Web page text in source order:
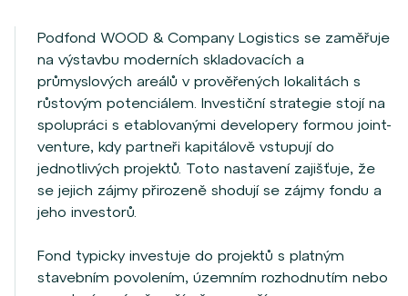
Podfond WOOD & Company Logistics se zaměřuje
na výstavbu moderních skladovacích a
průmyslových areálů v prověřených lokalitách s
růstovým potenciálem. Investiční strategie stojí na
spolupráci s etablovanými developery formou joint-
venture, kdy partneři kapitálově vstupují do
jednotlivých projektů. Toto nastavení zajišťuje, že
se jejich zájmy přirozeně shodují se zájmy fondu a
jeho investorů.
Fond typicky investuje do projektů s platným
stavebním povolením, územním rozhodnutím nebo